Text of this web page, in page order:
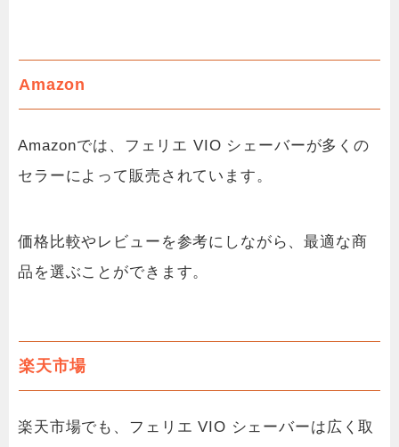
Amazon
Amazonでは、フェリエ VIO シェーバーが多くの
セラーによって販売されています。
価格比較やレビューを参考にしながら、最適な商
品を選ぶことができます。
楽天市場
楽天市場でも、フェリエ VIO シェーバーは広く取